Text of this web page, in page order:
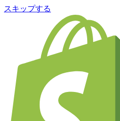
スキップする